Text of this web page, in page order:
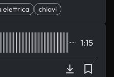
elettrica
chiavi
1:15